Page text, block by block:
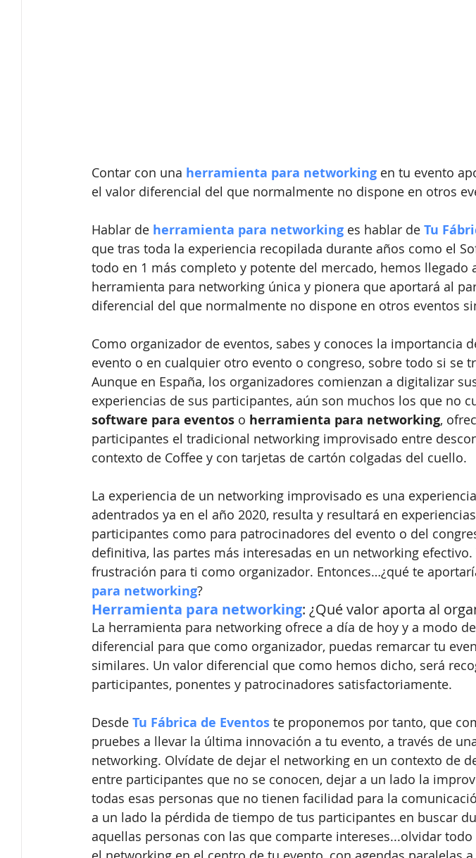
Contar con una herramienta para networking en tu evento
el valor diferencial del que normalmente no dispone en otros
Hablar de herramienta para networking es hablar de Tu
que tras toda la experiencia recopilada durante años como el
todo en 1 más completo y potente del mercado, hemos llegado
herramienta para networking única y pionera que aportará al
diferencial del que normalmente no dispone en otros eventos
Como organizador de eventos, sabes y conoces la importancia
evento o en cualquier otro evento o congreso, sobre todo si se
Aunque en España, los organizadores comienzan a digitalizar
experiencias de sus participantes, aún son muchos los que no
software para eventos o herramienta para networking,
participantes el tradicional networking improvisado entre
contexto de Coffee y con tarjetas de cartón colgadas del cuello.
La experiencia de un networking improvisado es una
adentrados ya en el año 2020, resulta y resultará en
participantes como para patrocinadores del evento o del
definitiva, las partes más interesadas en un networking efectivo.
frustración para ti como organizador. Entonces…¿qué te
para networking?
Herramienta para networking: ¿Qué valor aporta al
La herramienta para networking ofrece a día de hoy y a modo
diferencial para que como organizador, puedas remarcar tu
similares. Un valor diferencial que como hemos dicho, será
participantes, ponentes y patrocinadores satisfactoriamente.
Desde Tu Fábrica de Eventos te proponemos por tanto, que
pruebes a llevar la última innovación a tu evento, a través de
networking. Olvídate de dejar el networking en un contexto de
entre participantes que no se conocen, dejar a un lado la
todas esas personas que no tienen facilidad para la
a un lado la pérdida de tiempo de tus participantes en buscar
aquellas personas con las que comparte intereses...olvidar